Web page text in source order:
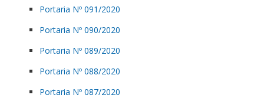
Portaria Nº 091/2020
Portaria Nº 090/2020
Portaria Nº 089/2020
Portaria Nº 088/2020
Portaria Nº 087/2020